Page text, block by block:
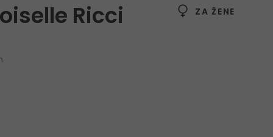
Ricci ZA ŽENE